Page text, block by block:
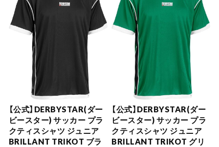
【公式】DERBYSTAR(ダー
ビースター) サッカー プラ
クティスシャツ ジュニア
BRILLANT TRIKOT ブラ
【公式】DERBYSTAR(ダー
ビースター) サッカー プラ
クティスシャツ ジュニア
BRILLANT TRIKOT グリ